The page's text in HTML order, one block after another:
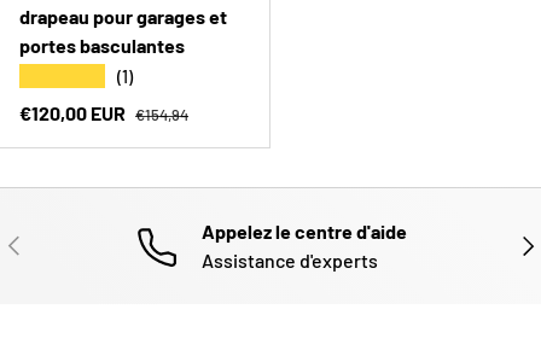
drapeau pour garages et
portes basculantes
(1)
Prix soldé
€120,00 EUR Prix habituel
€154,94
PRÉCÉDENT
Appelez le centre d'aide
Assistance d'experts